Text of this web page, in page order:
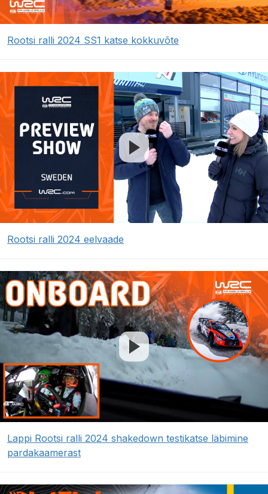
Rootsi ralli 2024 SS1 katse kokkuvõte
Rootsi ralli 2024 eelvaade
Lappi Rootsi ralli 2024 shakedown testikatse läbimine
pardakaamerast